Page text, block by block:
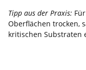
Tipp aus der Praxis:
Oberflächen trocken,
kritischen Substraten